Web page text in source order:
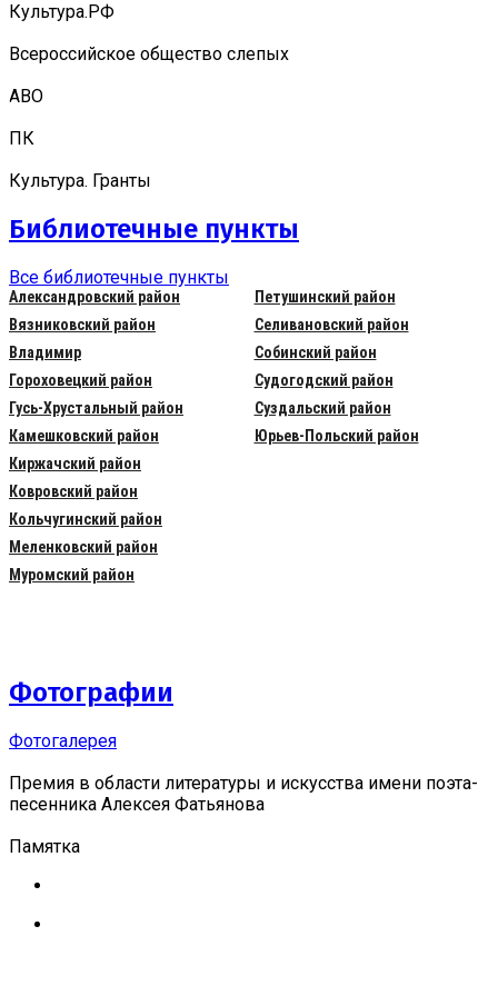
Культура.РФ
Всероссийское общество слепых
АВО
ПК
Культура. Гранты
Библиотечные пункты
Все библиотечные пункты
Александровский район
Вязниковский район
Владимир
Гороховецкий район
Гусь-Хрустальный район
Камешковский район
Киржачский район
Ковровский район
Кольчугинский район
Меленковский район
Муромский район
Петушинский район
Селивановский район
Собинский район
Судогодский район
Суздальский район
Юрьев-Польский район
Фотографии
Фотогалерея
Премия в области литературы и искусства имени поэта-
песенника Алексея Фатьянова
Памятка